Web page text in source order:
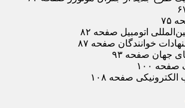
۷۵
اتومبیل صفحه ۸۲
خوانندگان صفحه ۸۷
جهان صفحه ۹۳
۱۰۰
صفحه ۱۰۸